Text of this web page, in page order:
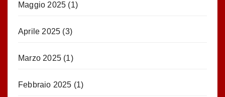
Maggio 2025 (1)
Aprile 2025 (3)
Marzo 2025 (1)
Febbraio 2025 (1)